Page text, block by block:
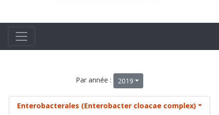
Par année : 2019
Enterobacterales (Enterobacter cloacae complex)